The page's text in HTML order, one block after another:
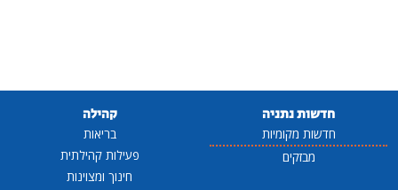
חדשות נתניה
חדשות מקומיות
מבזקים
קהילה
בריאות
פעילות קהילתית
חינוך ומצוינות